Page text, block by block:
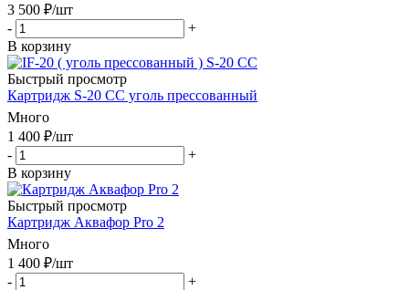
3 500 ₽/шт
-
+
В корзину
Быстрый просмотр
Картридж S-20 CC уголь прессованный
Много
1 400 ₽/шт
-
+
В корзину
Быстрый просмотр
Картридж Аквафор Pro 2
Много
1 400 ₽/шт
-
+